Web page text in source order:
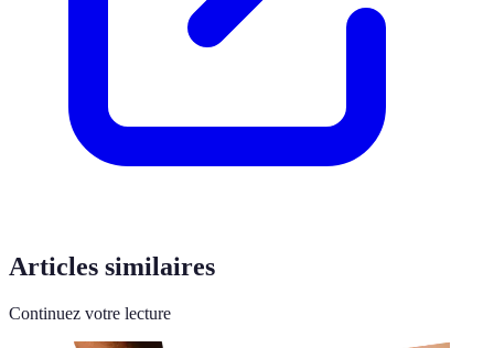
Articles similaires
Continuez votre lecture